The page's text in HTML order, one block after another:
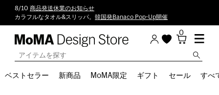
8/10 商品発送休業のお知らせ
カラフルなタオル&スリッパ。 韓国発Banaco Pop-Up開催
0
ベストセラー 新商品 MoMA限定 ギフト セール すべ